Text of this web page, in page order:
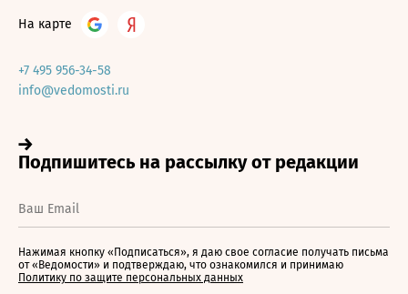
На карте
+7 495 956-34-58
info@vedomosti.ru
Нажимая кнопку «Подписаться», я даю свое согласие получать письма
от «Ведомости» и подтверждаю, что ознакомился и принимаю
Политику по защите персональных данных